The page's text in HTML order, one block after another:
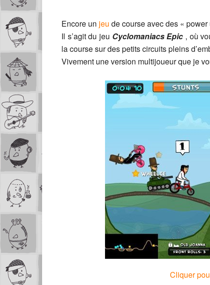
Encore un jeu de course avec des «
Il s’agit du jeu Cyclomaniacs Epic , où
la course sur des petits circuits pleins
Vivement une version multijoueur que je
Cliquer